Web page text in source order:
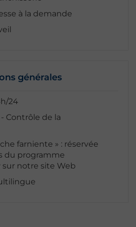
à la demande
générales
24
Contrôle de la
farniente » : réservée
du programme
sur notre site Web